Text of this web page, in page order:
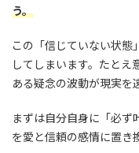
う。
この「信じていない状態
してしまいます。たとえ
ある疑念の波動が現実を
まずは自分自身に「必ず
を愛と信頼の感情に置き